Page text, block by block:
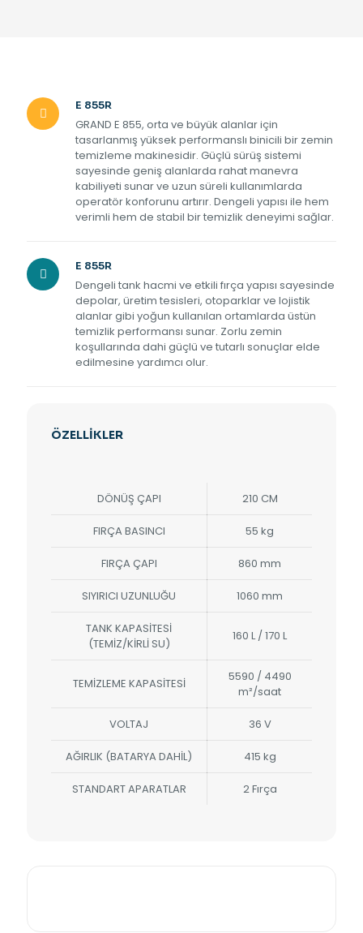
E 855R
GRAND E 855, orta ve büyük alanlar için
tasarlanmış yüksek performanslı binicili bir zemin
temizleme makinesidir. Güçlü sürüş sistemi
sayesinde geniş alanlarda rahat manevra
kabiliyeti sunar ve uzun süreli kullanımlarda
operatör konforunu artırır. Dengeli yapısı ile hem
verimli hem de stabil bir temizlik deneyimi sağlar.
E 855R
Dengeli tank hacmi ve etkili fırça yapısı sayesinde
depolar, üretim tesisleri, otoparklar ve lojistik
alanlar gibi yoğun kullanılan ortamlarda üstün
temizlik performansı sunar. Zorlu zemin
koşullarında dahi güçlü ve tutarlı sonuçlar elde
edilmesine yardımcı olur.
ÖZELLİKLER
DÖNÜŞ ÇAPI 210 CM
FIRÇA BASINCI 55 kg
FIRÇA ÇAPI 860 mm
SIYIRICI UZUNLUĞU 1060 mm
TANK KAPASİTESİ
(TEMİZ/KİRLİ SU)
160 L / 170 L
TEMİZLEME KAPASİTESİ
5590 / 4490
m²/saat
VOLTAJ 36 V
AĞIRLIK (BATARYA DAHİL) 415 kg
STANDART APARATLAR 2 Fırça